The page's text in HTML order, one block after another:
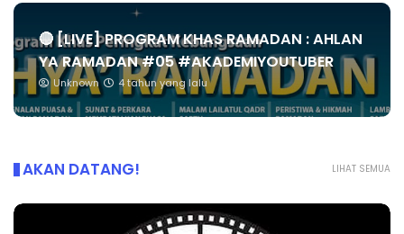
🔴 [LIVE] PROGRAM KHAS RAMADAN : AHLAN
YA RAMADAN #05 #AKADEMIYOUTUBER
Unknown 4 tahun yang lalu
LIHAT SEMUA
AKAN DATANG!